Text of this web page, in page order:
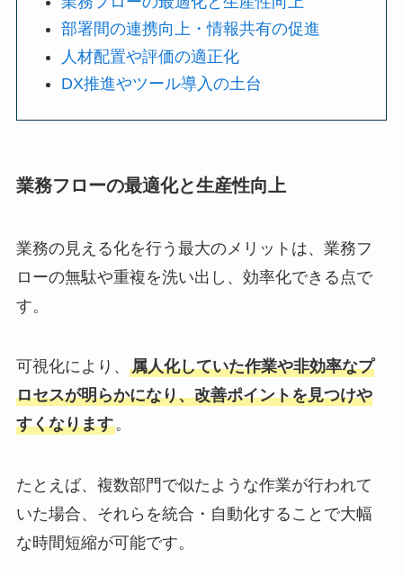
部署間の連携向上・情報共有の促進
人材配置や評価の適正化
DX推進やツール導入の土台
業務フローの最適化と生産性向上
業務の見える化を行う最大のメリットは、業務フ
ローの無駄や重複を洗い出し、効率化できる点で
す。
可視化により、 属人化していた作業や非効率なプ
ロセスが明らかになり、改善ポイントを見つけや
すくなります。
たとえば、複数部門で似たような作業が行われて
いた場合、それらを統合・自動化することで大幅
な時間短縮が可能です。